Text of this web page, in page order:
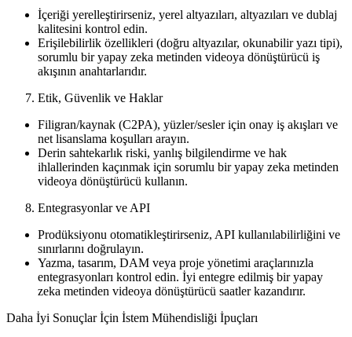
İçeriği yerelleştirirseniz, yerel altyazıları, altyazıları ve dublaj
kalitesini kontrol edin.
Erişilebilirlik özellikleri (doğru altyazılar, okunabilir yazı tipi),
sorumlu bir yapay zeka metinden videoya dönüştürücü iş
akışının anahtarlarıdır.
Etik, Güvenlik ve Haklar
Filigran/kaynak (C2PA), yüzler/sesler için onay iş akışları ve
net lisanslama koşulları arayın.
Derin sahtekarlık riski, yanlış bilgilendirme ve hak
ihlallerinden kaçınmak için sorumlu bir yapay zeka metinden
videoya dönüştürücü kullanın.
Entegrasyonlar ve API
Prodüksiyonu otomatikleştirirseniz, API kullanılabilirliğini ve
sınırlarını doğrulayın.
Yazma, tasarım, DAM veya proje yönetimi araçlarınızla
entegrasyonları kontrol edin. İyi entegre edilmiş bir yapay
zeka metinden videoya dönüştürücü saatler kazandırır.
Daha İyi Sonuçlar İçin İstem Mühendisliği İpuçları